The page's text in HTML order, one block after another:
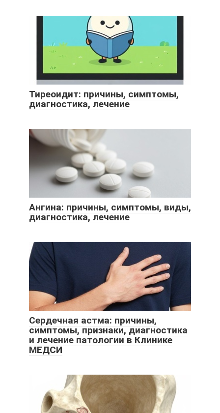
Тиреоидит: причины, симптомы,
диагностика, лечение
Ангина: причины, симптомы, виды,
диагностика, лечение
Сердечная астма: причины,
симптомы, признаки, диагностика
и лечение патологии в Клинике
МЕДСИ